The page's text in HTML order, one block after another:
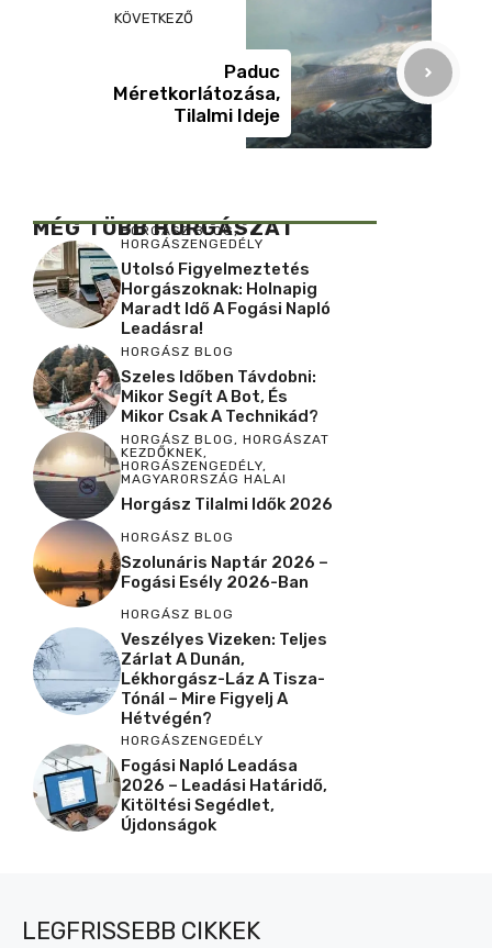
KÖVETKEZŐ
Paduc
Méretkorlátozása,
Tilalmi Ideje
MÉG TÖBB HORGÁSZAT
HORGÁSZ BLOG,
HORGÁSZENGEDÉLY
Utolsó Figyelmeztetés
Horgászoknak: Holnapig
Maradt Idő A Fogási Napló
Leadásra!
HORGÁSZ BLOG
Szeles Időben Távdobni:
Mikor Segít A Bot, És
Mikor Csak A Technikád?
HORGÁSZ BLOG , HORGÁSZAT
KEZDŐKNEK,
HORGÁSZENGEDÉLY,
MAGYARORSZÁG HALAI
Horgász Tilalmi Idők 2026
HORGÁSZ BLOG
Szolunáris Naptár 2026 –
Fogási Esély 2026-Ban
HORGÁSZ BLOG
Veszélyes Vizeken: Teljes
Zárlat A Dunán,
Lékhorgász-Láz A Tisza-
Tónál – Mire Figyelj A
Hétvégén?
HORGÁSZENGEDÉLY
Fogási Napló Leadása
2026 – Leadási Határidő,
Kitöltési Segédlet,
Újdonságok
LEGFRISSEBB CIKKEK